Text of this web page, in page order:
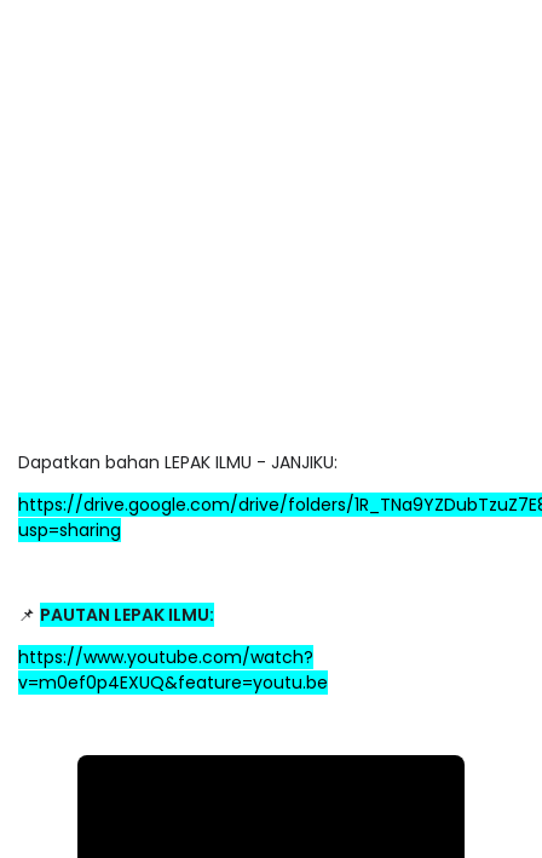
Dapatkan bahan LEPAK ILMU - JANJIKU:
https://drive.google.com/drive/folders/
usp=sharing
📌 PAUTAN LEPAK ILMU:
https://www.youtube.com/watch?
v=m0ef0p4EXUQ&feature=youtu.be